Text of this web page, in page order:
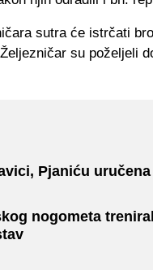
sutra će istrčati
su poželjeli
Pjaniću
nogometa